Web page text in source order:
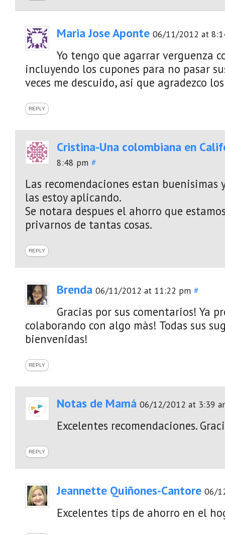
Maria Jose Aponte 06/11/2012 at
Yo tengo que agarrar verguenza
incluyendo los cupones para no pasar
veces me descuido, asi que agradezco
REPLY
Cristina-Una colombiana en
8:48 pm #
Las recomendaciones estan buenisimas
las estoy aplicando.
Se notara despues el ahorro que
privarnos de tantas cosas.
REPLY
Brenda 06/11/2012 at 11:22 pm #
Gracias por sus comentarios! Ya
colaborando con algo màs! Todas sus
bienvenidas!
REPLY
Notas de Mamá 06/12/2012 at 3:39
Excelentes recomendaciones.
REPLY
Jeannette Quiñones-Cantore 06/
Excelentes tips de ahorro en el